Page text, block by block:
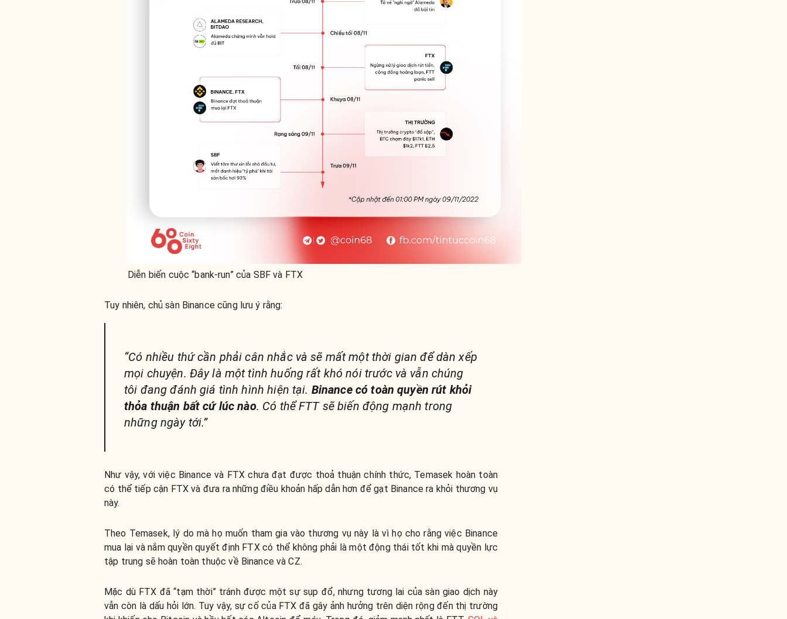
Diễn biến cuộc “bank-run” của SBF và FTX
Tuy nhiên, chủ sàn Binance cũng lưu ý rằng:
“Có nhiều thứ cần phải cân nhắc và sẽ mất một thời gian để dàn xếp
mọi chuyện. Đây là một tình huống rất khó nói trước và vẫn chúng
tôi đang đánh giá tình hình hiện tại. Binance có toàn quyền rút khỏi
thỏa thuận bất cứ lúc nào. Có thể FTT sẽ biến động mạnh trong
những ngày tới.”
Như vậy, với việc Binance và FTX chưa đạt được thoả thuận chính thức, Temasek hoàn toàn
có thể tiếp cận FTX và đưa ra những điều khoản hấp dẫn hơn để gạt Binance ra khỏi thương vụ
này.
Theo Temasek, lý do mà họ muốn tham gia vào thương vụ này là vì họ cho rằng việc Binance
mua lại và nắm quyền quyết định FTX có thể không phải là một động thái tốt khi mà quyền lực
tập trung sẽ hoàn toàn thuộc về Binance và CZ.
Mặc dù FTX đã “tạm thời” tránh được một sự sụp đổ, nhưng tương lai của sàn giao dịch này
vẫn còn là dấu hỏi lớn. Tuy vậy, sự cố của FTX đã gây ảnh hưởng trên diện rộng đến thị trường